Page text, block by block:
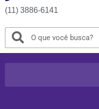
(11) 3886-6141